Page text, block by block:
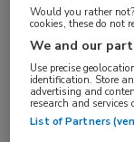
Log hier
toegang
Would you rather
cookies, these do not
We and our
Use precise
identification. Store
advertising and
research and services
List of Partners